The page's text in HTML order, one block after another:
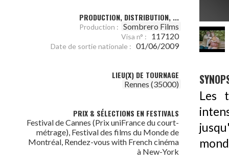
PRODUCTION, DISTRIBUTION, ...
Production : Sombrero Films
Visa n° : 117120
Date de sortie nationale : 01/06/2009
LIEU(X) DE TOURNAGE
Rennes (35000)
PRIX & SÉLECTIONS EN FESTIVALS
Festival de Cannes (Prix uniFrance du court-
métrage), Festival des films du Monde de
Montréal, Rendez-vous with French cinéma
à New-York
Les